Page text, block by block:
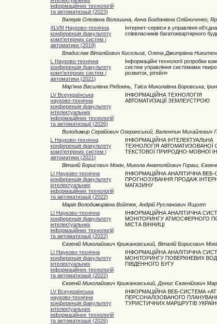
інформаційних технологій
та автоматизації (2023)
Валерія Олегівна Волошина, Анна Богданівна Олійниченко,
XLVIII Науково-технічна
конференція факультету
комп'ютерних систем і
автоматики (2019)
Інтернет-сервіси в управлінні
співвласників багатоквартирного
Владислав Віталійович Кисельов, Олена Дмитрівна
L Науково-технічна
конференція факультету
комп'ютерних систем і
автоматики (2021)
Інформаційні технології розробки
систем управління системами
розвиток, рітейл»
Мар'яна Василівна Рябокінь, Таїса Миколаївна Боровська,
LV Всеукраїнська
науково-технічна
конференція факультету
інтелектуальних
інформаційних технологій
та автоматизації (2026)
ІНФОРМАЦІЙНА ТЕХНОЛОГІЯ
АВТОМАТИЗАЦІЇ ЗЕМЛЕУСТРОЮ
Володимир Сергійович Озеранський, Валентин Михайлович
L Науково-технічна
конференція факультету
комп'ютерних систем і
автоматики (2021)
ІНФОРМАЦІЙНА ІНТЕЛЕКТУАЛЬНА
ТЕХНОЛОГІЯ АВТОМАТИЗОВАНОЇ
ТЕКСТОВОЇ ПРИРОДНО-МОВНОЇ
Віталій Борисович Мокін, Микола Анатолійович Гораш,
LI Науково-технічна
конференція факультету
інтелектуальних
інформаційних технологій
та автоматизації (2022)
ІНФОРМАЦІЙНА АНАЛІТИЧНА
ПРОГНОЗУВАННЯ ПРОДАЖ
МАГАЗИНУ
Марія Володимирівна Войтюк, Андрій Русланович Ящолт
LI Науково-технічна
конференція факультету
інтелектуальних
інформаційних технологій
та автоматизації (2022)
ІНФОРМАЦІЙНА АНАЛІТИЧНА
МОНІТОРИНГУ АТМОСФЕРНОГО
МІСТА ВІННИЦІ
Євгеній Миколайович Крижановський, Віталій Борисович
LI Науково-технічна
конференція факультету
інтелектуальних
інформаційних технологій
та автоматизації (2022)
ІНФОРМАЦІЙНА АНАЛІТИЧНА
МОНІТОРИНГУ ПОВЕРХНЕВИХ ВОД
ПІВДЕННОГО БУГУ
Євгеній Миколайович Крижановський, Денис Євгенійович
LV Всеукраїнська
науково-технічна
конференція факультету
інтелектуальних
інформаційних технологій
та автоматизації (2026)
ІНФОРМАЦІЙНА ВЕБ-СИСТЕМА
ПЕРСОНАЛІЗОВАНОГО
ТУРИСТИЧНИХ МАРШРУТІВ